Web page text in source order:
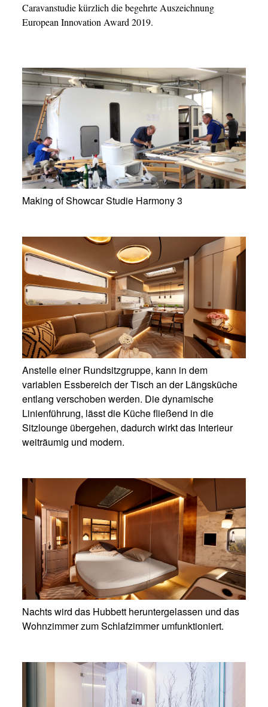
Caravanstudie kürzlich die begehrte Auszeichnung
European Innovation Award 2019.
Making of Showcar Studie Harmony 3
Anstelle einer Rundsitzgruppe, kann in dem
variablen Essbereich der Tisch an der Längsküche
entlang verschoben werden. Die dynamische
Linienführung, lässt die Küche fließend in die
Sitzlounge übergehen, dadurch wirkt das Interieur
weiträumig und modern.
Nachts wird das Hubbett heruntergelassen und das
Wohnzimmer zum Schlafzimmer umfunktioniert.